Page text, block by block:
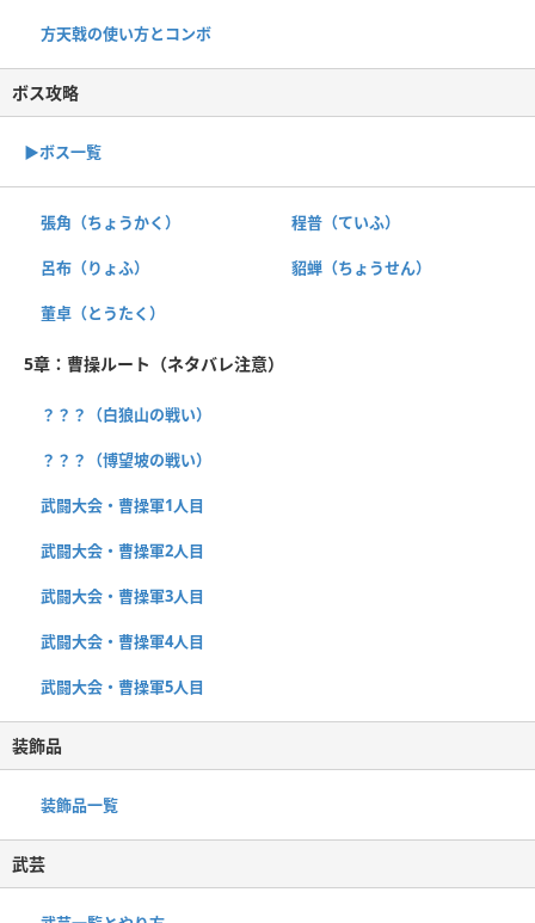
方天戟の使い方とコンボ
ボス攻略
▶︎ボス一覧
張角（ちょうかく） 程普（ていふ）
呂布（りょふ） 貂蝉（ちょうせん）
董卓（とうたく）
5章：曹操ルート（ネタバレ注意）
？？？（白狼山の戦い）
？？？（博望坡の戦い）
武闘大会・曹操軍1人目
武闘大会・曹操軍2人目
武闘大会・曹操軍3人目
武闘大会・曹操軍4人目
武闘大会・曹操軍5人目
装飾品
装飾品一覧
武芸